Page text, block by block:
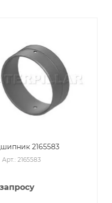
2165583
Арт.: 2165583